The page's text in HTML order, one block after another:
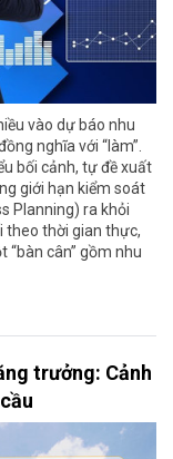
vào dự báo nhu
nghĩa với “làm”.
bối cảnh, tự đề xuất
giới hạn kiểm soát
Planning) ra khỏi
theo thời gian thực,
cân” gồm nhu
trưởng: Cảnh